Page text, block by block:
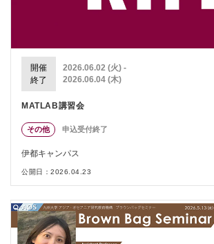
開催
終了
2026.06.02 (火) -
2026.06.04 (木)
MATLAB講習会
その他 申込受付終了
伊都キャンパス
公開日：2026.04.23